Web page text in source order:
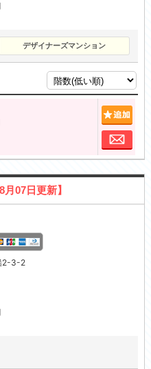
デザイナーズマンション
お
月07日更新】
2-3-2